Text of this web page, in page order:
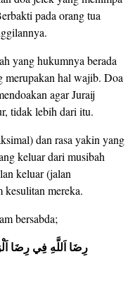
pada orang tua
yang hukumnya berada
merupakan hal wajib. Doa
agar Juraij
tidak lebih dari itu.
dan rasa yakin yang
keluar dari musibah
keluar (jalan
mereka.
bersabda;
رِضَا اَللَّهِ فِي رِضَا